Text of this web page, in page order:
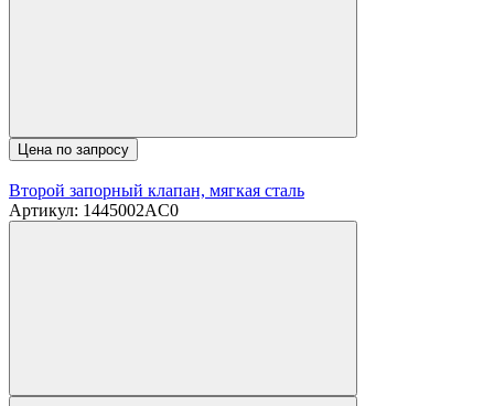
Цена по запросу
Второй запорный клапан, мягкая сталь
Артикул: 1445002AC0